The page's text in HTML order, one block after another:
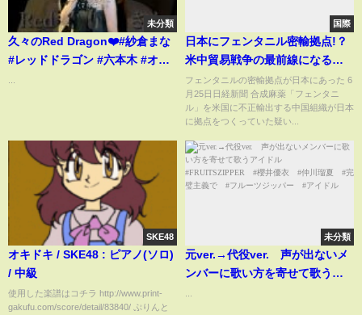
未分類
久々のRed Dragon❤️#紗倉まな
#レッドドラゴン #六本木 #オリ
国際
日本にフェンタニル密輸拠点!？
米中貿易戦争の最前線になる可
能性
フェンタニルの密輸拠点が日本にあった 6
月25日日経新聞 合成麻薬「フェンタニ
ル」を米国に不正輸出する中国組織が日本
に拠点をつくっていた疑い...
SKE48
オキドキ / SKE48 : ピアノ(ソロ)
/ 中級
使用した楽譜はコチラ http://www.print-
gakufu.com/score/detail/83840/ ぷりんと
未分類
元ver.→代役ver. 声が出ないメ
ンバーに歌い方を寄せて歌うア